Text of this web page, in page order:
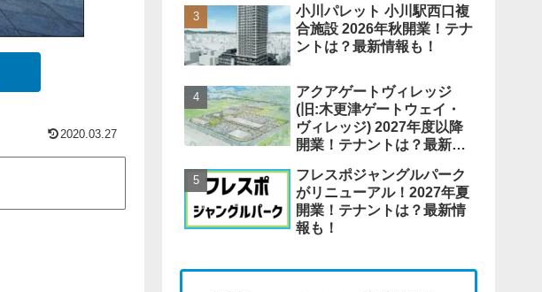
2020.03.27
小川パレット 小川駅西口複
合施設 2026年秋開業！テナ
ントは？最新情報も！
アクアゲートヴィレッジ
(旧:木更津ゲートウェイ・
ヴィレッジ) 2027年度以降
開業！テナントは？最新情
フレスポジャングルパーク
がリニューアル！2027年夏
開業！テナントは？最新情
報も！